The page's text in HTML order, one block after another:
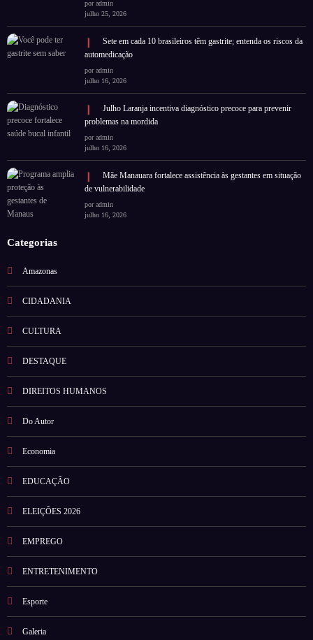
por admin
julho 25, 2026
Sete em cada 10 brasileiros têm gastrite; entenda os riscos da
automedicação
por admin
julho 16, 2026
Julho Laranja incentiva diagnóstico precoce para prevenir
problemas na mordida
por admin
julho 16, 2026
Mãe Manauara fortalece assistência às gestantes em situação
de vulnerabilidade
por admin
julho 16, 2026
Categorias
Amazonas
CIDADANIA
CULTURA
DESTAQUE
DIREITOS HUMANOS
Do Autor
Economia
EDUCAÇÃO
ELEIÇÕES 2026
EMPREGO
ENTRETENIMENTO
Esporte
Galeria